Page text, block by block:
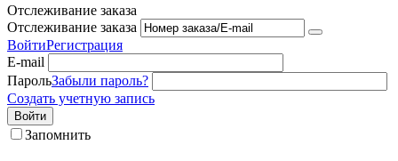
Отслеживание заказа
Отслеживание заказа
ВойтиРегистрация
E-mail
ПарольЗабыли пароль?
Создать учетную запись
Войти
Запомнить